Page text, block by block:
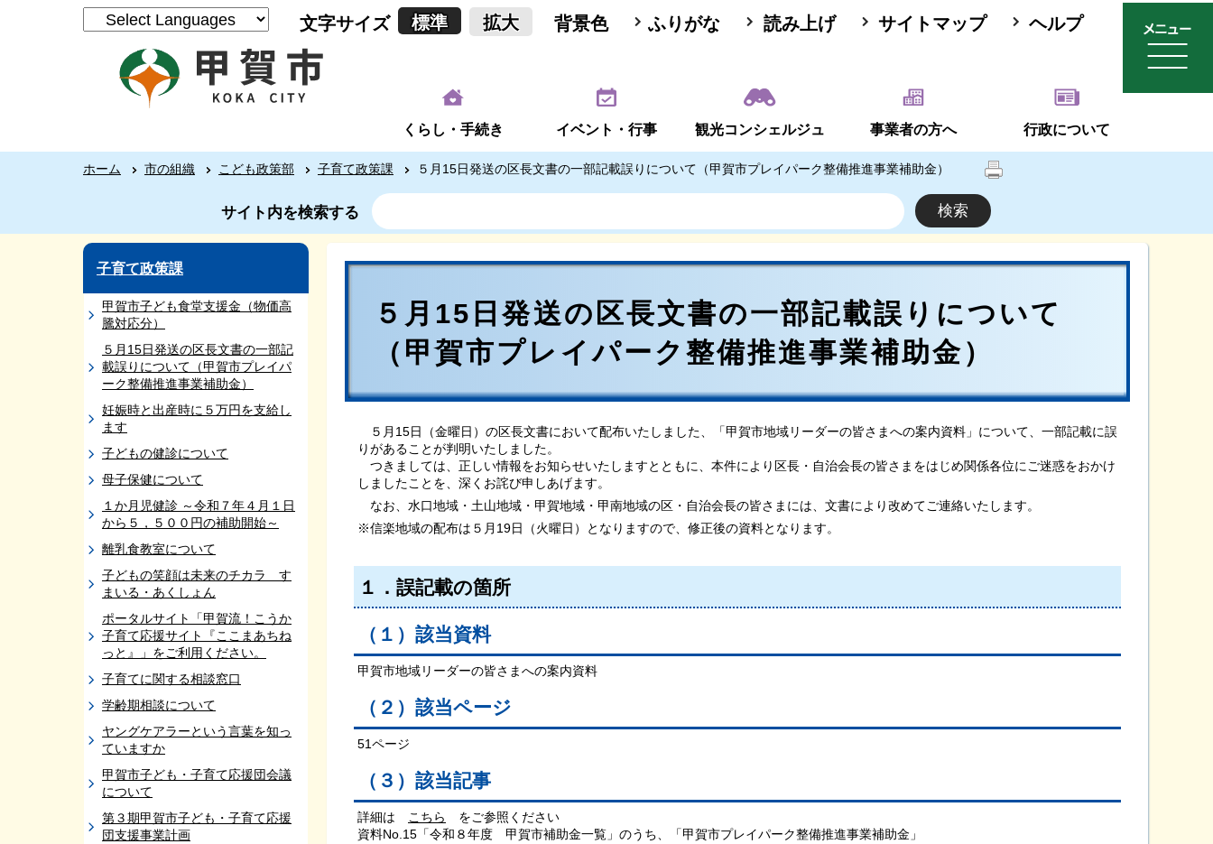
文字サイズ 標準 拡大 背景色 ふりがな 読み上げ サイトマップ ヘルプ
くらし・手続き イベント・行事 観光コンシェルジュ 事業者の方へ 行政について
ホーム 市の組織 こども政策部 子育て政策課 ５月15日発送の区長文書の一部記載誤りについて（甲賀市プレイパーク整備推進事業補助金）
サイト内を検索する
子育て政策課
甲賀市子ども食堂支援金（物価高
騰対応分）
５月15日発送の区長文書の一部記
載誤りについて（甲賀市プレイパ
ーク整備推進事業補助金）
妊娠時と出産時に５万円を支給し
ます
子どもの健診について
母子保健について
１か月児健診 ～令和７年４月１日
から５，５００円の補助開始～
離乳食教室について
子どもの笑顔は未来のチカラ す
まいる・あくしょん
ポータルサイト「甲賀流！こうか
子育て応援サイト『ここまあちね
っと』」をご利用ください。
子育てに関する相談窓口
学齢期相談について
ヤングケアラーという言葉を知っ
ていますか
甲賀市子ども・子育て応援団会議
について
第３期甲賀市子ども・子育て応援
団支援事業計画
５月15日発送の区長文書の一部記載誤りについて
（甲賀市プレイパーク整備推進事業補助金）
５月15日（金曜日）の区長文書において配布いたしました、「甲賀市地域リーダーの皆さまへの案内資料」について、一部記載に誤
りがあることが判明いたしました。
つきましては、正しい情報をお知らせいたしますとともに、本件により区長・自治会長の皆さまをはじめ関係各位にご迷惑をおかけ
しましたことを、深くお詫び申しあげます。
なお、水口地域・土山地域・甲賀地域・甲南地域の区・自治会長の皆さまには、文書により改めてご連絡いたします。
※信楽地域の配布は５月19日（火曜日）となりますので、修正後の資料となります。
１．誤記載の箇所
（１）該当資料
甲賀市地域リーダーの皆さまへの案内資料
（２）該当ページ
51ページ
（３）該当記事
詳細は こちら
をご参照ください
資料No.15「令和８年度 甲賀市補助金一覧」のうち、「甲賀市プレイパーク整備推進事業補助金」